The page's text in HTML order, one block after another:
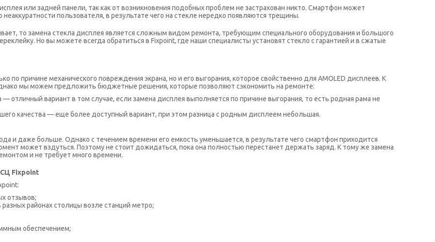
или задней панели, так как от возникновения подобных проблем не застрахован никто. Смартфон может
неаккуратности пользователя, в результате чего на стекле нередко появляются трещины.
то замена стекла дисплея является сложным видом ремонта, требующим специального оборудования и большого
Но вы можете всегда обратиться в Fixpoint, где наши специалисты установят стекло с гарантией и в сжатые
по причине механического повреждения экрана, но и его выгорания, которое свойственно для AMOLED дисплеев. К
мы можем предложить бюджетные решения, которые позволяют сэкономить на ремонте:
отличный вариант в том случае, если замена дисплея выполняется по причине выгорания, то есть родная рама не
качества — еще более доступный вариант, при этом разница с родным дисплеем небольшая.
и даже больше. Однако с течением времени его емкость уменьшается, в результате чего смартфон приходится
может вздуться. Поэтому не стоит дожидаться, пока она полностью перестанет держать заряд. К тому же замена
и не требует много времени.
СЦ Fixpoint
отзывов;
районах столицы возле станций метро;
обеспечением;